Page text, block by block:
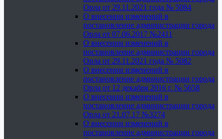
Орла от 29.11.2021 года № 5084
О внесении изменений в
постановление администрации города
Орла от 07.06.2017 №2411
О внесении изменений в
постановление администрации города
Орла от 29.11.2021 года № 5082
О внесении изменений в
постановление администрации города
Орла от 12 декабря 2016 г. № 5658
О внесении изменений в
постановление администрации города
Орла от 21.07.17 №3274
О внесении изменений в
постановление администрации города